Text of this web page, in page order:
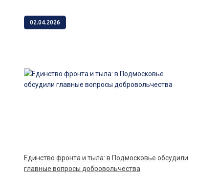
02.04.2026
Единство фронта и тыла: в Подмосковье обсудили
главные вопросы добровольчества